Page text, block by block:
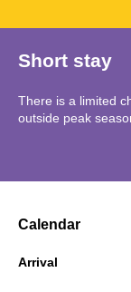
Short stay
There is a limited
outside peak
Calendar
Arrival